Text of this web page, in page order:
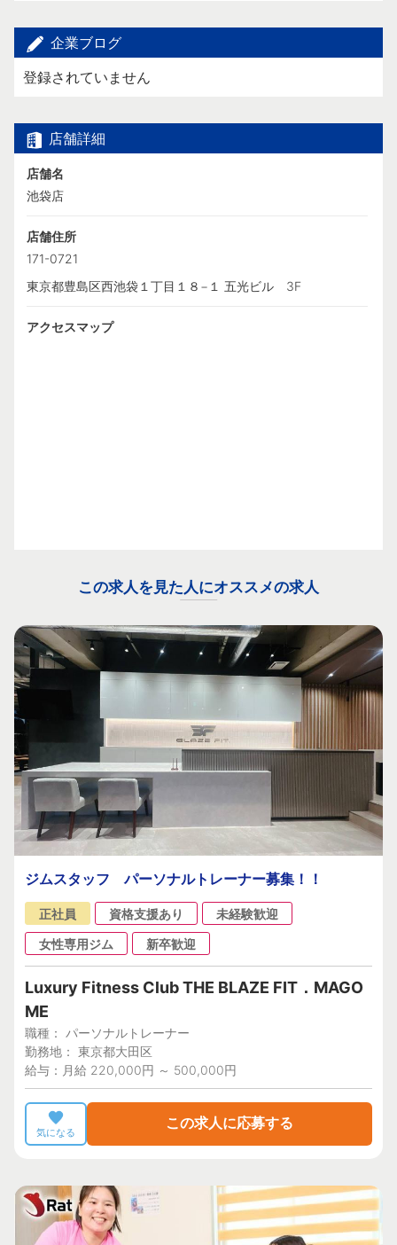
企業ブログ
登録されていません
店舗詳細
店舗名
池袋店
店舗住所
171-0721
東京都豊島区西池袋１丁目１８−１ 五光ビル 3F
アクセスマップ
この求人を見た人にオススメの求人
ジムスタッフ パーソナルトレーナー募集！！
正社員 資格支援あり
未経験歓迎
女性専用ジム
新卒歓迎
Luxury Fitness Club THE BLAZE FIT．MAGO
ME
職種： パーソナルトレーナー
勤務地： 東京都大田区
給与：月給 220,000円 ～ 500,000円
気になる
この求人に応募する